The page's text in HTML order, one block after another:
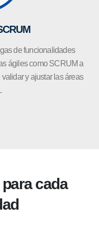
de funcionalidades
ágiles como SCRUM a
y ajustar las áreas
para cada